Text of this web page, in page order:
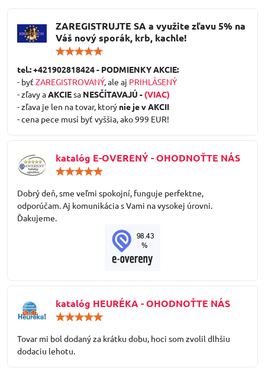
ZAREGISTRUJTE SA a využite zľavu 5% na
Váš nový sporák, krb, kachle!
/
5
tel.: +421902818424 - PODMIENKY AKCIE:
- byť ZAREGISTROVANÝ, ale aj PRIHLÁSENÝ
- zľavy aAKCIEsa NESČÍTAVAJÚ - (VIAC)
- zľava je len na tovar, ktorý nie je v AKCII
- cena pece musí byť vyššia, ako 999 EUR!
katalóg E-OVERENÝ - OHODNOŤTE NÁS
5
Dobrý deň, sme veľmi spokojní, funguje perfektne,
odporúčam. Aj komunikácia s Vami na vysokej úrovni.
Ďakujeme.
katalóg HEURÉKA - OHODNOŤTE NÁS
5
Tovar mi bol dodaný za krátku dobu, hoci som zvolil dlhšiu
dodaciu lehotu.